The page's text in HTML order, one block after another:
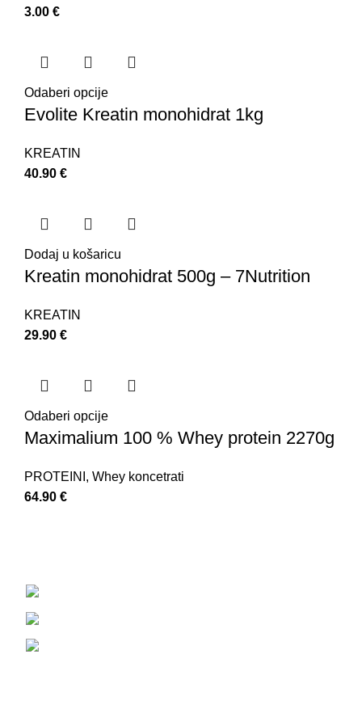
3.00 €
Odaberi opcije
Evolite Kreatin monohidrat 1kg
KREATIN
40.90 €
Dodaj u košaricu
Kreatin monohidrat 500g – 7Nutrition
KREATIN
29.90 €
Odaberi opcije
Maximalium 100 % Whey protein 2270g
PROTEINI , Whey koncetrati
64.90 €